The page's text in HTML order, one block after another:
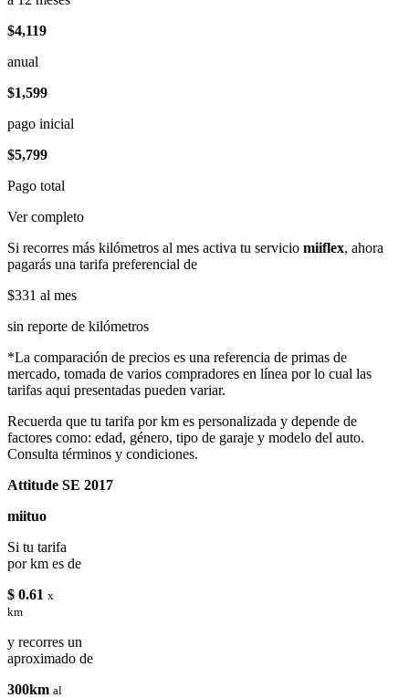
$4,119
anual
$1,599
pago inicial
$5,799
Pago total
Ver completo
Si recorres más kilómetros al mes activa tu servicio miiflex, ahora
pagarás una tarifa preferencial de
$331 al mes
sin reporte de kilómetros
*La comparación de precios es una referencia de primas de
mercado, tomada de varios compradores en línea por lo cual las
tarifas aqui presentadas pueden variar.
Recuerda que tu tarifa por km es personalizada y depende de
factores como: edad, género, tipo de garaje y modelo del auto.
Consulta términos y condiciones.
Attitude SE 2017
miituo
Si tu tarifa
por km es de
$ 0.61 x
km
y recorres un
aproximado de
300km al